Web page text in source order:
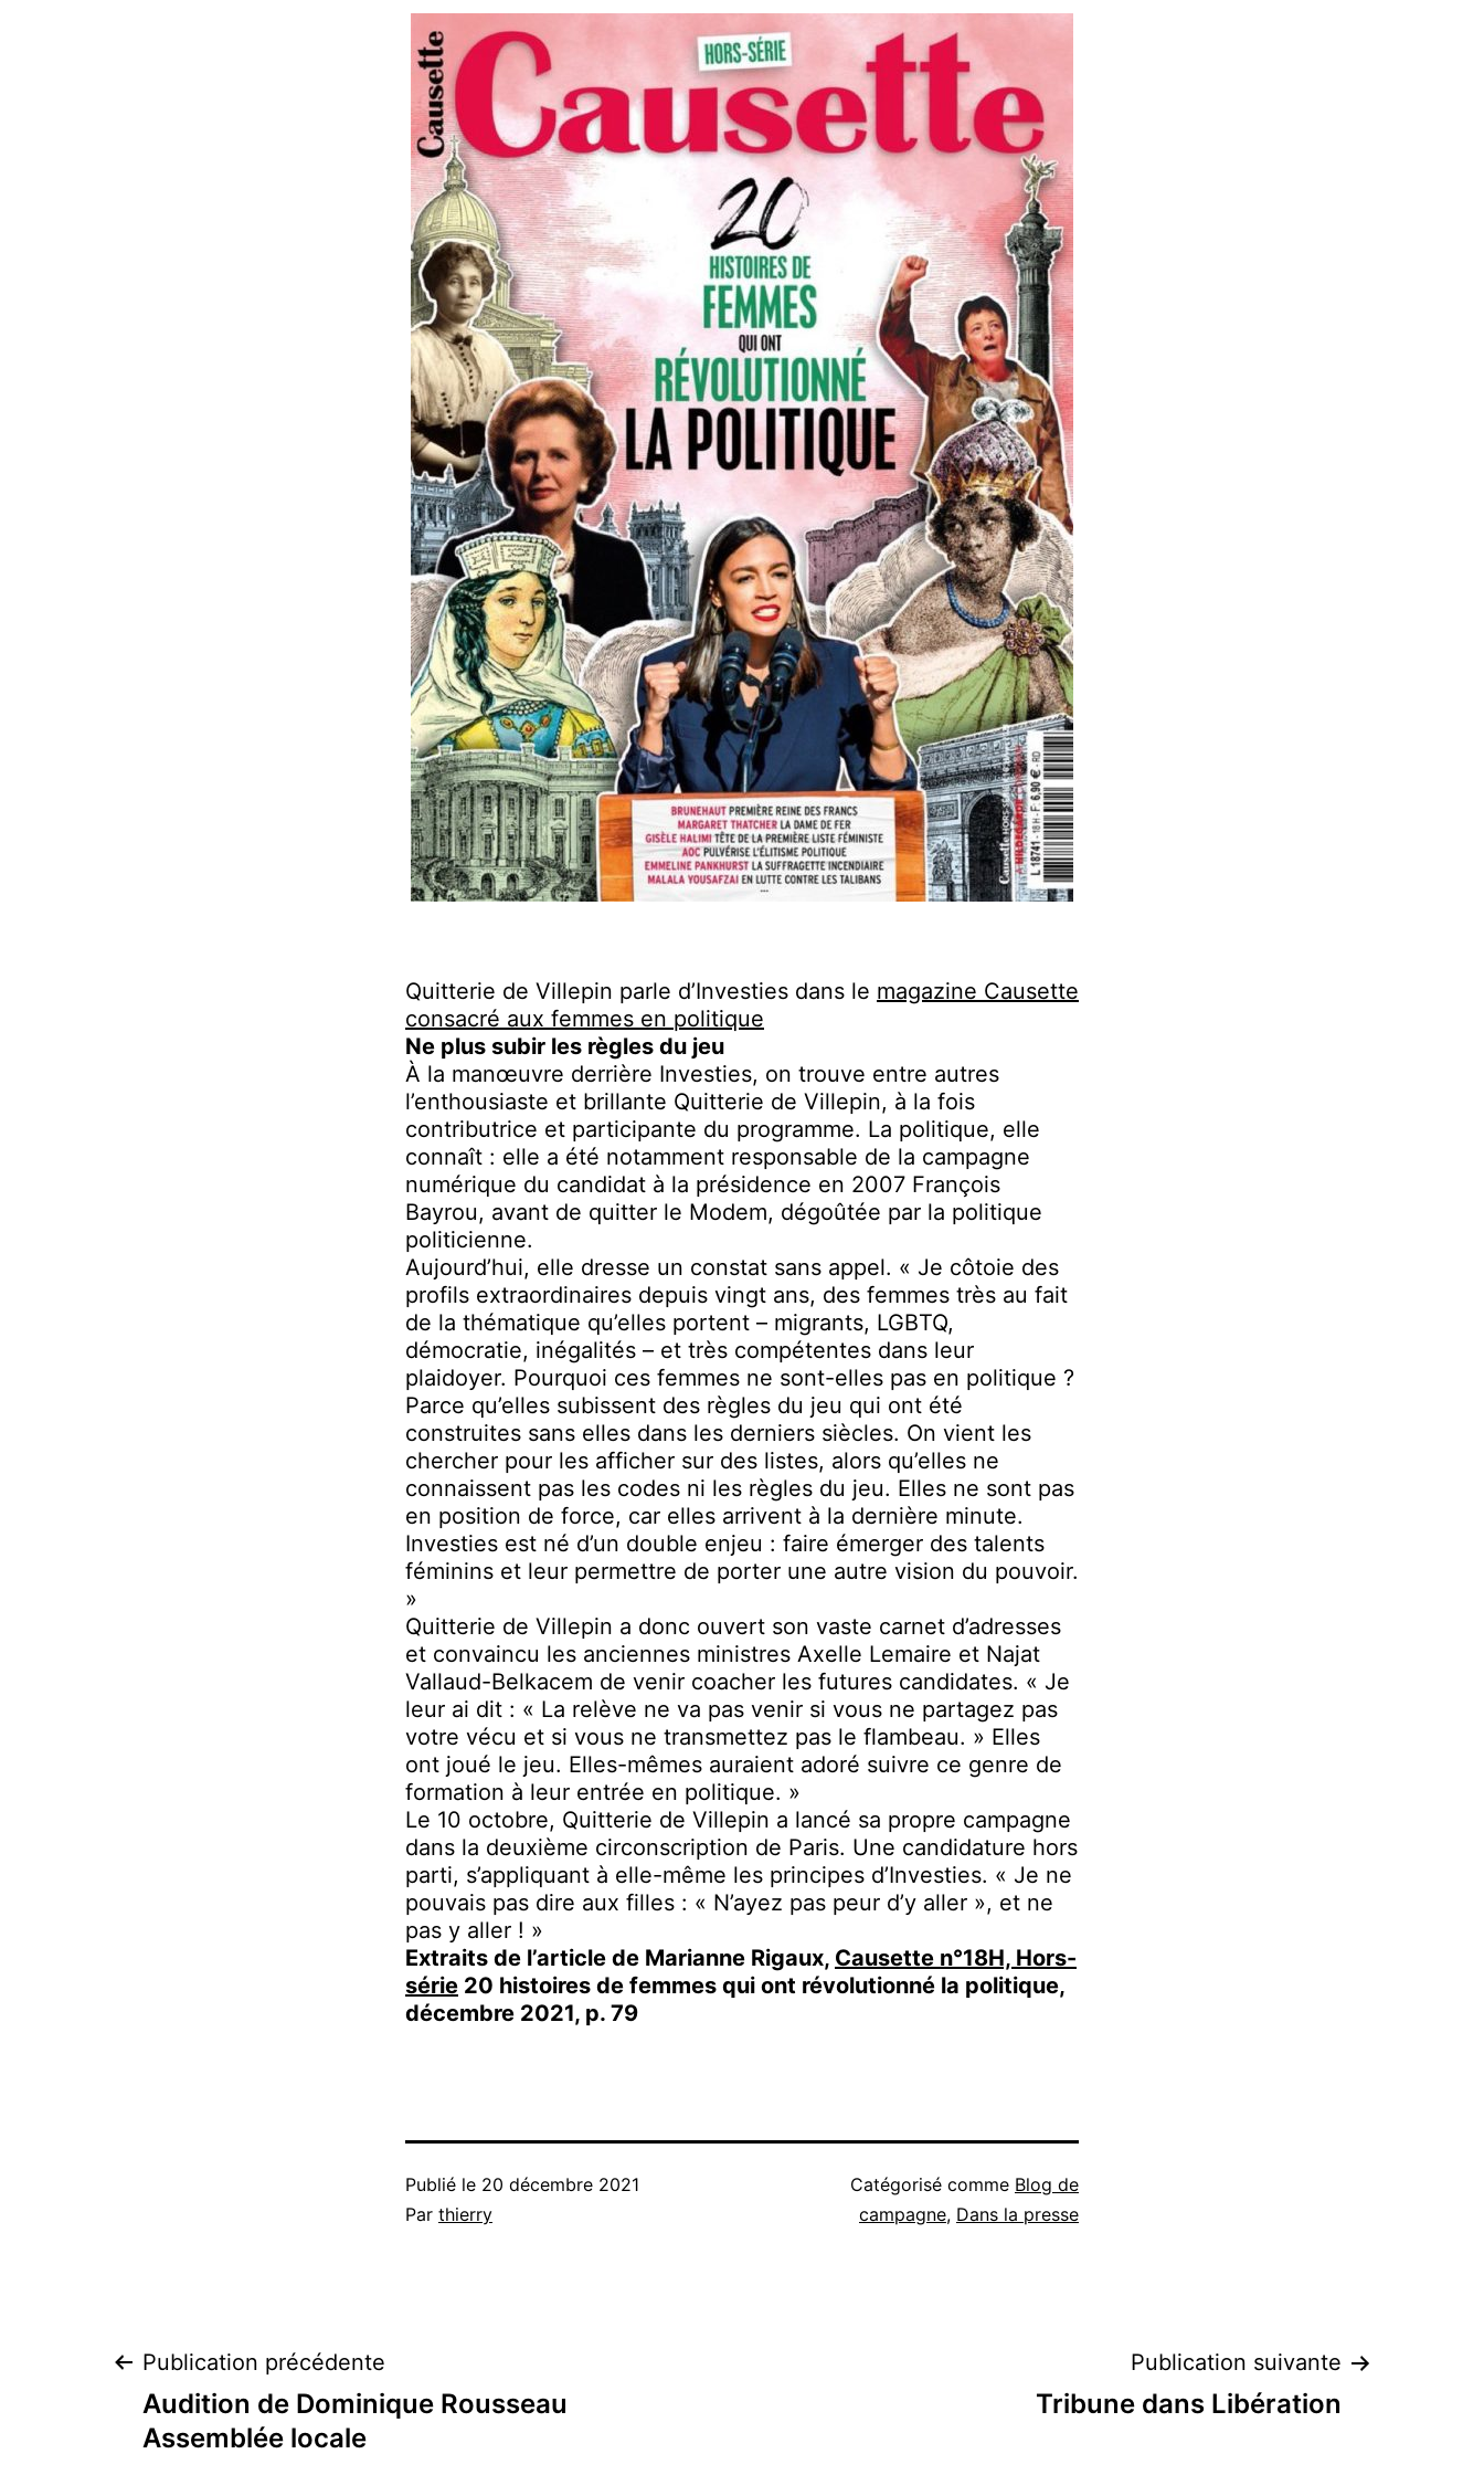
Quitterie de Villepin parle d’Investies dans le magazine Causette
consacré aux femmes en politique
Ne plus subir les règles du jeu
À la manœuvre derrière Investies, on trouve entre autres
l’enthousiaste et brillante Quitterie de Villepin, à la fois
contributrice et participante du programme. La politique, elle
connaît : elle a été notamment responsable de la campagne
numérique du candidat à la présidence en 2007 François
Bayrou, avant de quitter le Modem, dégoûtée par la politique
politicienne.
Aujourd’hui, elle dresse un constat sans appel. « Je côtoie des
profils extraordinaires depuis vingt ans, des femmes très au fait
de la thématique qu’elles portent – migrants, LGBTQ,
démocratie, inégalités – et très compétentes dans leur
plaidoyer. Pourquoi ces femmes ne sont-elles pas en politique ?
Parce qu’elles subissent des règles du jeu qui ont été
construites sans elles dans les derniers siècles. On vient les
chercher pour les afficher sur des listes, alors qu’elles ne
connaissent pas les codes ni les règles du jeu. Elles ne sont pas
en position de force, car elles arrivent à la dernière minute.
Investies est né d’un double enjeu : faire émerger des talents
féminins et leur permettre de porter une autre vision du pouvoir.
»
Quitterie de Villepin a donc ouvert son vaste carnet d’adresses
et convaincu les anciennes ministres Axelle Lemaire et Najat
Vallaud-Belkacem de venir coacher les futures candidates. « Je
leur ai dit : « La relève ne va pas venir si vous ne partagez pas
votre vécu et si vous ne transmettez pas le flambeau. » Elles
ont joué le jeu. Elles-mêmes auraient adoré suivre ce genre de
formation à leur entrée en politique. »
Le 10 octobre, Quitterie de Villepin a lancé sa propre campagne
dans la deuxième circonscription de Paris. Une candidature hors
parti, s’appliquant à elle-même les principes d’Investies. « Je ne
pouvais pas dire aux filles : « N’ayez pas peur d’y aller », et ne
pas y aller ! »
Extraits de l’article de Marianne Rigaux, Causette n°18H, Hors-
série 20 histoires de femmes qui ont révolutionné la politique,
décembre 2021, p. 79
Publié le 20 décembre 2021
Par thierry
Catégorisé comme Blog de
campagne, Dans la presse
Navigation
de
Publication précédente
Audition de Dominique Rousseau
Assemblée locale
Publication suivante
Tribune dans Libération